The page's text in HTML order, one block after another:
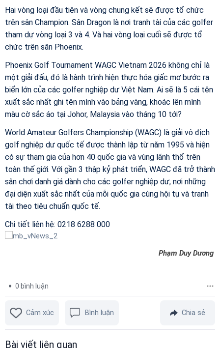
Hai vòng loại đầu tiên và vòng chung kết sẽ được tổ chức
trên sân Champion. Sân Dragon là nơi tranh tài của các golfer
tham dự vòng loại 3 và 4. Và hai vòng loại cuối sẽ được tổ
chức trên sân Phoenix.
Phoenix Golf Tournament WAGC Vietnam 2026 không chỉ là
một giải đấu, đó là hành trình hiện thực hóa giấc mơ bước ra
biển lớn của các golfer nghiệp dư Việt Nam. Ai sẽ là 5 cái tên
xuất sắc nhất ghi tên mình vào bảng vàng, khoác lên mình
màu cờ sắc áo tại Johor, Malaysia vào tháng 10 tới?
World Amateur Golfers Championship (WAGC) là giải vô địch
golf nghiệp dư quốc tế được thành lập từ năm 1995 và hiện
có sự tham gia của hơn 40 quốc gia và vùng lãnh thổ trên
toàn thế giới. Với gần 3 thập kỷ phát triển, WAGC đã trở thành
sân chơi danh giá dành cho các golfer nghiệp dư, nơi những
đại diện xuất sắc nhất của mỗi quốc gia cùng hội tụ và tranh
tài theo tiêu chuẩn quốc tế.
Chi tiết liên hệ: 0218 6288 000
Phạm Duy Dương
0 bình luận
Cảm xúc Bình luận Chia sẻ
Bài viết liên quan